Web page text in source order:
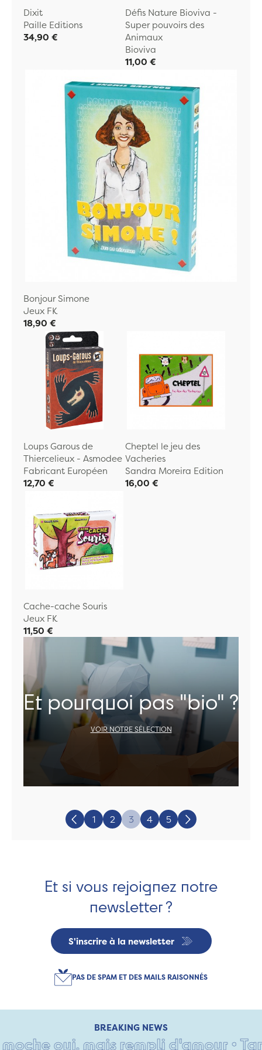
Dixit
Paille Editions
34,90 €
Défis Nature Bioviva -
Super pouvoirs des
Animaux
Bioviva
11,00 €
Bonjour Simone
Jeux FK
18,90 €
Loups Garous de
Thiercelieux - Asmodee
Fabricant Européen
12,70 €
Cheptel le jeu des
Vacheries
Sandra Moreira Edition
16,00 €
Cache-cache Souris
Jeux FK
11,50 €
Et pourquoi pas "bio" ?
VOIR NOTRE SÉLECTION
Précédent
1 2 3 4 5 Suivant
Et si vous rejoignez notre
newsletter ?
S'inscrire à la newsletter
PAS DE SPAM ET DES MAILS RAISONNÉS
BREAKING NEWS
oui, mais rempli d'amour • Tant